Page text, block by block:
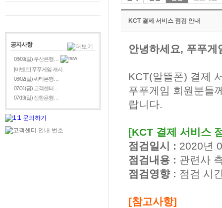
공지사항
08/09(일) 부산은행…
[이벤트] 푸푸게임 캐시…
08/02(일) 씨티은행…
07/31(금) 고객센터…
07/19(일) 신한은행…
KCT 결제 서비스 점검 안내
안녕하세요, 푸푸게
KCT(알뜰폰) 결제
푸푸게임 회원분들
랍니다.
[KCT 결제 서비스
점검일시 : 2020년
점검내용 : 관련사
점검영향 : 점검 시
[참고사항]